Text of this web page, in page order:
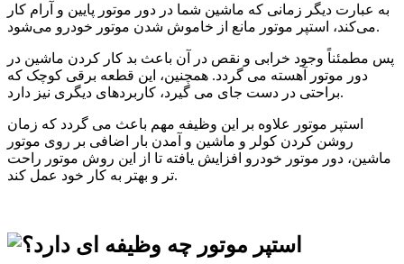
به عبارت دیگر زمانی که ماشین شما در دور موتور پایین و آرام کار
می‌کند، استپر موتور مانع از خاموش شدن موتور خودرو می‌شود.
پس مطمئناً وجود خرابی و نقص در آن باعث بد کار کردن ماشین در
دور موتور آهسته می گردد. همچنین، این قطعه برقی کوچک که
براحتی در دست جای می گیرد، کاربردهای دیگری نیز دارد.
استپر موتور علاوه بر این وظیفه مهم باعث می گردد که زمان
روشن کردن کولر و ماشین و آمدن بار اضافی بر روی موتور
ماشین، دور موتور خودرو افزایش یافته تا از این روش موتور راحت
تر و بهتر به کار خود عمل کند.